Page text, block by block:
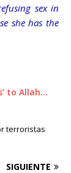
sex in
she has the
to Allah…
terroristas
SIGUIENTE